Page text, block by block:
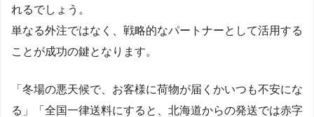
れるでしょう。
単なる外注ではなく、戦略的なパートナーとして活用する
ことが成功の鍵となります。
「冬場の悪天候で、お客様に荷物が届くかいつも不安にな
る」「全国一律送料にすると、北海道からの発送では赤字